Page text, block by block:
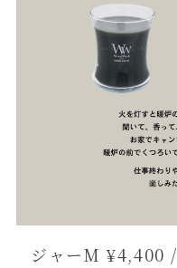
ジャーM ¥4,400